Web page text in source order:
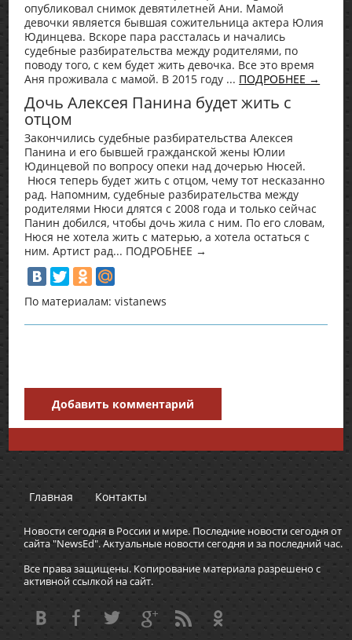
опубликовал снимок девятилетней Ани. Мамой
девочки является бывшая сожительница актера Юлия
Юдинцева. Вскоре пара рассталась и начались
судебные разбирательства между родителями, по
поводу того, с кем будет жить девочка. Все это время
Аня проживала с мамой. В 2015 году ... ПОДРОБНЕЕ →
Дочь Алексея Панина будет жить с
отцом
Закончились судебные разбирательства Алексея
Панина и его бывшей гражданской жены Юлии
Юдинцевой по вопросу опеки над дочерью Нюсей.
Нюся теперь будет жить с отцом, чему тот несказанно
рад. Напомним, судебные разбирательства между
родителями Нюси длятся с 2008 года и только сейчас
Панин добился, чтобы дочь жила с ним. По его словам,
Нюся не хотела жить с матерью, а хотела остаться с
ним. Артист рад... ПОДРОБНЕЕ →
По материалам: vistanews
Добавить комментарий
Главная Контакты
Новости сегодня в России и мире. Последние новости сегодня от
сайта "NewsEd". Актуальные новости сегодня и за последний час.
Все права защищены. Копирование материала разрешено с
активной ссылкой на сайт.